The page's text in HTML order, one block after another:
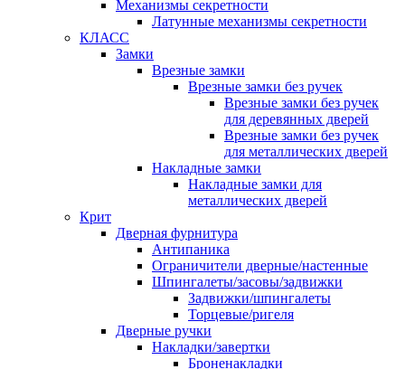
Механизмы секретности
Латунные механизмы секретности
КЛАСС
Замки
Врезные замки
Врезные замки без ручек
Врезные замки без ручек
для деревянных дверей
Врезные замки без ручек
для металлических дверей
Накладные замки
Накладные замки для
металлических дверей
Крит
Дверная фурнитура
Антипаника
Ограничители дверные/настенные
Шпингалеты/засовы/задвижки
Задвижки/шпингалеты
Торцевые/ригеля
Дверные ручки
Накладки/завертки
Броненакладки